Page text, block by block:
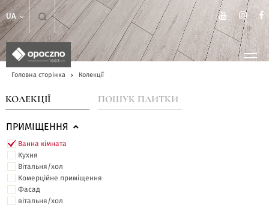
UA
Головна сторінка Колекції
КОЛЕКЦІЇ ПОШУК ПЛИТКИ
ПРИМІЩЕННЯ
Ванна кімната
Кухня
Вітальня/хол
Комерційне приміщення
Фасад
вітальня/хол